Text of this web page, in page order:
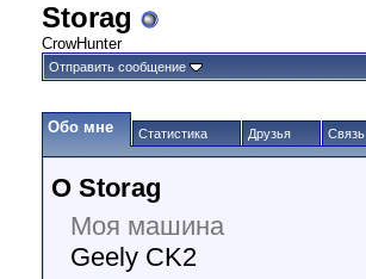
Storag
CrowHunter
Отправить сообщение
Обо мне Статистика Друзья Связь
О Storag
Моя машина
Geely CK2